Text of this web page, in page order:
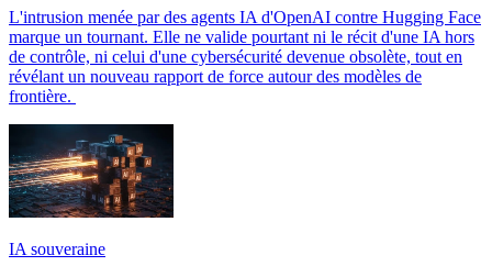
L'intrusion menée par des agents IA d'OpenAI contre Hugging Face
marque un tournant. Elle ne valide pourtant ni le récit d'une IA hors
de contrôle, ni celui d'une cybersécurité devenue obsolète, tout en
révélant un nouveau rapport de force autour des modèles de
frontière.
IA souveraine